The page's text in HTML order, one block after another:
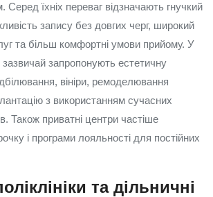
Серед їхніх переваг відзначають гнучкий
запису без довгих черг, широкий
та більш комфортні умови прийому. У
зазвичай запропонують естетичну
вініри, ремоделювання
з використанням сучасних
Також приватні центри частіше
і програми лояльності для постійних
та дільничні